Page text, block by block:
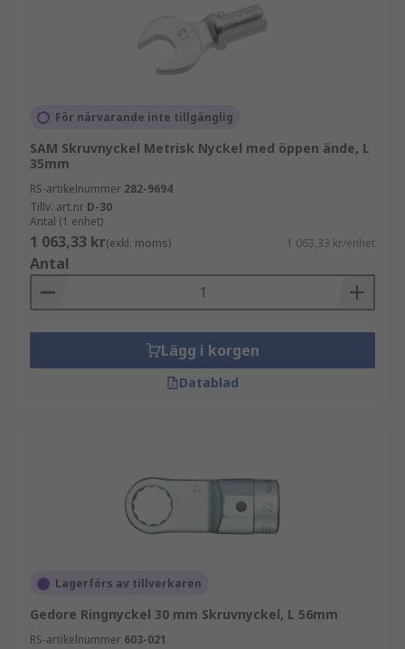
För närvarande inte tillgänglig
SAM Skruvnyckel Metrisk Nyckel med öppen ände, L
35mm
RS-artikelnummer 282-9694
Tillv. art.nr D-30
Antal (1 enhet)
1 063,33 kr(exkl. moms) 1 063,33 kr/enhet
Antal
Lägg i korgen
Datablad
Lagerförs av tillverkaren
Gedore Ringnyckel 30 mm Skruvnyckel, L 56mm
RS-artikelnummer 603-021